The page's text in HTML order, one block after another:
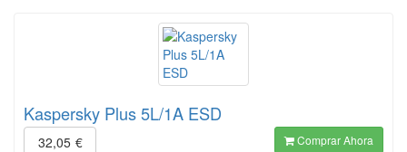
Kaspersky Plus 5L/1A ESD
32,05 € Comprar Ahora